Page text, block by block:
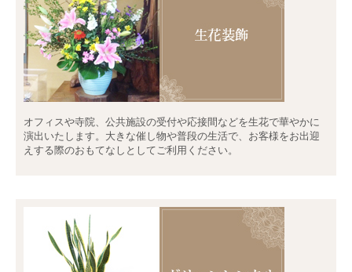
オフィスや寺院、公共施設の受付や応接間などを生花で華やかに
演出いたします。大きな催し物や普段の生活で、お客様をお出迎
えする際のおもてなしとしてご利用ください。